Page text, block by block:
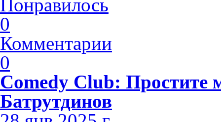
Понравилось
0
Комментарии
0
Comedy Club:
Батрутдинов